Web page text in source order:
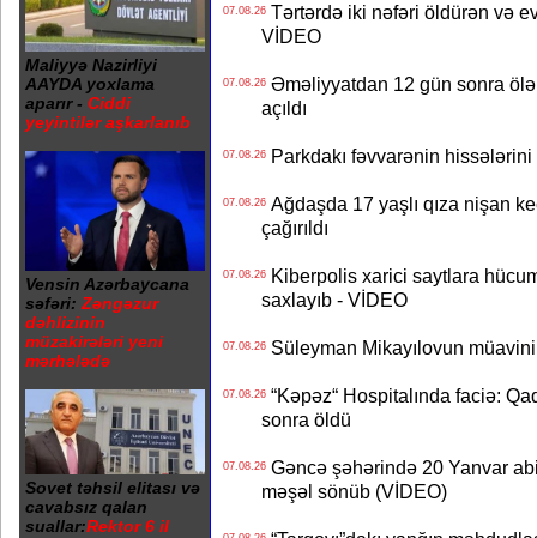
Maliyyə Nazirliyi
AAYDA yoxlama
aparır - Ciddi
yeyintilər aşkarlanıb
Vensin Azərbaycana
səfəri: Zəngəzur
dəhlizinin
müzakirələri yeni
mərhələdə
Sovet təhsil elitası və
cavabsız qalan
suallar:Rektor 6 il
07.08.26Tərtərdə iki nəfəri öldürən və
VİDEO
07.08.26Əməliyyatdan 12 gün sonra
açıldı
07.08.26Parkdakı fəvvarənin hissələrini
07.08.26Ağdaşda 17 yaşlı qıza nişan
çağırıldı
07.08.26Kiberpolis xarici saytlara
saxlayıb - VİDEO
07.08.26Süleyman Mikayılovun
07.08.26“Kəpəz“ Hospitalında faciə:
sonra öldü
07.08.26Gəncə şəhərində 20 Yanvar
məşəl sönüb (VİDEO)